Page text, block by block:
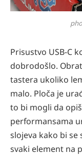
Prisustvo USB-C
dobrodošlo.
tastera ukoliko
malo. Ploča je
to bi mogli da
performansama
slojeva kako bi
svaki element na